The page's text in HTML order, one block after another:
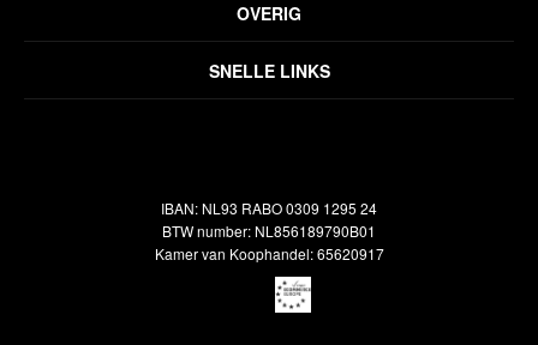
SNELLE LINKS
OVERIG
Inspiratie
Veelgestelde vragen
Disclaimer
Verzendbeleid
IBAN: NL93 RABO 0309 1295 24
BTW number: NL856189790B01
Kamer van Koophandel: 65620917